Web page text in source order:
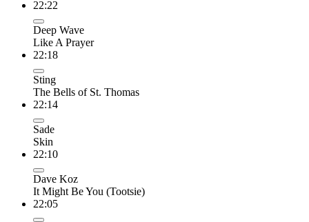
22:22
Deep Wave
Like A Prayer
22:18
Sting
The Bells of St. Thomas
22:14
Sade
Skin
22:10
Dave Koz
It Might Be You (Tootsie)
22:05